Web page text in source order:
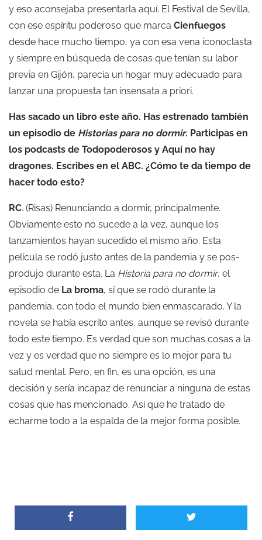
y eso aconsejaba presentarla aquí. El Festival de Sevilla,
con ese espíritu poderoso que marca Cienfuegos
desde hace mucho tiempo, ya con esa vena iconoclasta
y siempre en búsqueda de cosas que tenían su labor
previa en Gijón, parecía un hogar muy adecuado para
lanzar una propuesta tan insensata a priori.
Has sacado un libro este año. Has estrenado también
un episodio de Historias para no dormir. Participas en
los podcasts de Todopoderosos y Aquí no hay
dragones. Escribes en el ABC. ¿Cómo te da tiempo de
hacer todo esto?
RC. (Risas) Renunciando a dormir, principalmente.
Obviamente esto no sucede a la vez, aunque los
lanzamientos hayan sucedido el mismo año. Esta
película se rodó justo antes de la pandemia y se pos-
produjo durante esta. La Historia para no dormir, el
episodio de La broma, sí que se rodó durante la
pandemia, con todo el mundo bien enmascarado. Y la
novela se había escrito antes, aunque se revisó durante
todo este tiempo. Es verdad que son muchas cosas a la
vez y es verdad que no siempre es lo mejor para tu
salud mental. Pero, en fin, es una opción, es una
decisión y sería incapaz de renunciar a ninguna de estas
cosas que has mencionado. Así que he tratado de
echarme todo a la espalda de la mejor forma posible.